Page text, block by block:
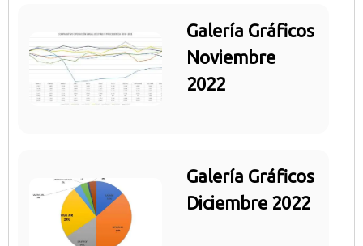
Galería Gráficos
Noviembre
2022
Galería Gráficos
Diciembre 2022